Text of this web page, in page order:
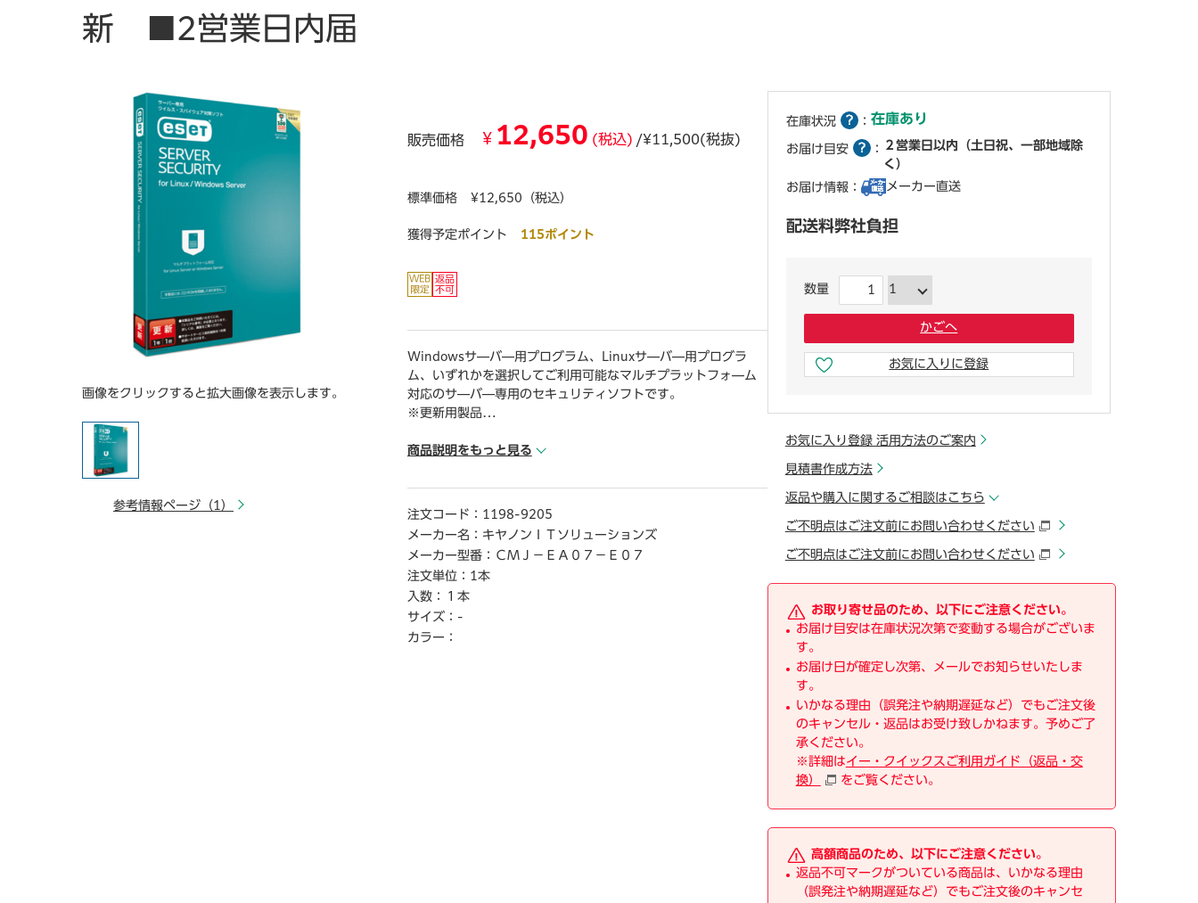
新 ■2営業日内届
画像をクリックすると拡大画像を表示します。
参考情報ページ（1）
販売価格 ¥ 12,650 (税込) /¥11,500(税抜)
標準価格 ¥12,650（税込）
獲得予定ポイント 115ポイント
Windowsサ―バ―用プログラム、Linuxサ―バ―用プログラ
ム、いずれかを選択してご利用可能なマルチプラットフォ―ム
対応のサ―バ―専用のセキュリティソフトです。
※更新用製品
● プラットフォ―ム／Windows／Linux
business／server－security／
● 動作CPU／動作環境：https：／／eset－info.canon－its.jp
／business／server－security／
p／business／server－security／
● 動作HDD容量／動作環境：https：／／eset－info.canon－i
ts.jp／business／server－security／
● 言語／「日本語」
● 納品形態／「パッケ―ジ」
商品説明をもっと見る
注文コード： 1198-9205
メーカー名： キヤノンＩＴソリューションズ
メーカー型番： ＣＭＪ－ＥＡ０７－Ｅ０７
注文単位： 1本
入数：
１本
サイズ： -
カラー：
在庫状況 ： 在庫あり
お届け目安 ：
２営業日以内（土日祝、一部地域除
く）
お届け情報：
メーカー直送
配送料弊社負担
数量
かごへ
お気に入りに登録
お気に入り登録 活用方法のご案内
見積書作成方法
返品や購入に関するご相談はこちら
ご不明点はご注文前にお問い合わせください
ご不明点はご注文前にお問い合わせください
お取り寄せ品のため、以下にご注意ください。
お届け目安は在庫状況次第で変動する場合がございま
す。
お届け日が確定し次第、メールでお知らせいたしま
す。
いかなる理由（誤発注や納期遅延など）でもご注文後
のキャンセル・返品はお受け致しかねます。予めご了
承ください。
※詳細はイー・クイックスご利用ガイド（返品・交
換）
をご覧ください。
高額商品のため、以下にご注意ください。
返品不可マークがついている商品は、いかなる理由
（誤発注や納期遅延など）でもご注文後のキャンセ